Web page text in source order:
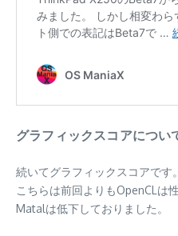
グラフィックスコアについ
続いてグラフィックスコアです。
こちらは前回よりもOpenCLは
Matalは低下しておりました。